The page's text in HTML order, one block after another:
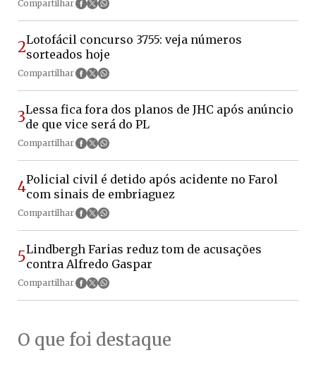
Compartilhar
2Lotofácil concurso 3755: veja números
sorteados hoje
Compartilhar
3Lessa fica fora dos planos de JHC após anúncio
de que vice será do PL
Compartilhar
4Policial civil é detido após acidente no Farol
com sinais de embriaguez
Compartilhar
5Lindbergh Farias reduz tom de acusações
contra Alfredo Gaspar
Compartilhar
O que foi destaque